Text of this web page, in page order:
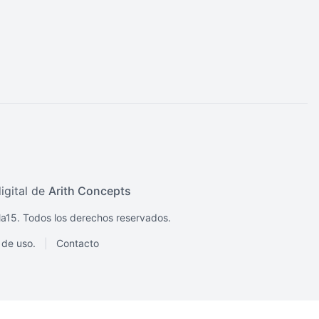
de Arith Concepts
Todos los derechos reservados.
uso. Contacto